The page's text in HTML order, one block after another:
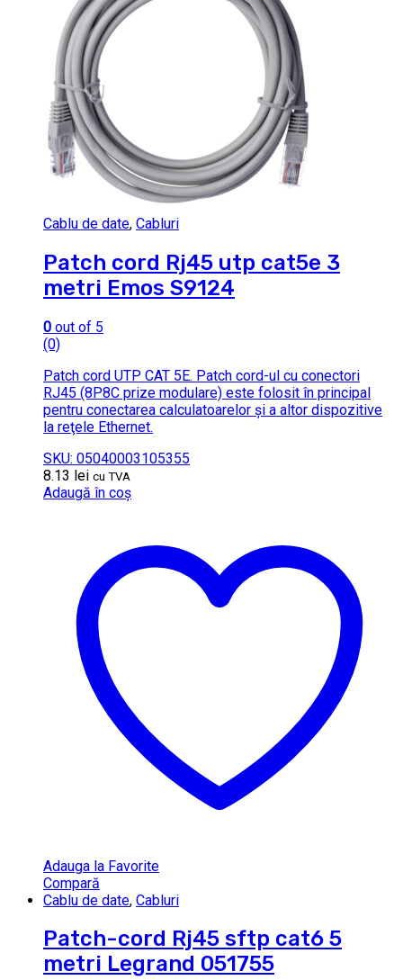
Cablu de date, Cabluri
Patch cord Rj45 utp cat5e 3
metri Emos S9124
0 out of 5
(0)
Patch cord UTP CAT 5E. Patch cord-ul cu conectori
RJ45 (8P8C prize modulare) este folosit în principal
pentru conectarea calculatoarelor şi a altor dispozitive
la reţele Ethernet.
SKU: 05040003105355
8.13 lei cu TVA
Adaugă în coș
Adauga la Favorite
Compară
Cablu de date, Cabluri
Patch-cord Rj45 sftp cat6 5
metri Legrand 051755